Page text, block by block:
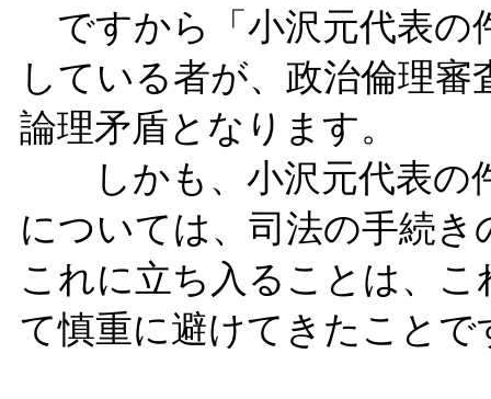
ですから「小沢元代表の
している者が、政治倫理
論理矛盾となります。
しかも、小沢元代表の
については、司法の手続
これに立ち入ることは、
て慎重に避けてきたことで